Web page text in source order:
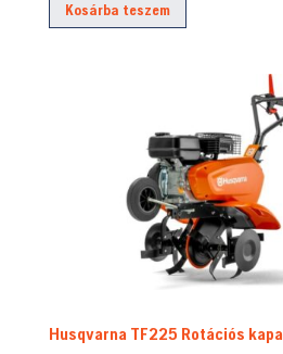
Kosárba teszem
Husqvarna TF225 Rotációs kapa